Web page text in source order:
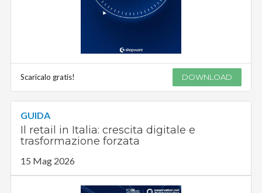
Scaricalo gratis! DOWNLOAD
GUIDA
Il retail in Italia: crescita digitale e
trasformazione forzata
15 Mag 2026